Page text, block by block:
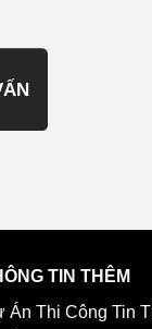
TIN THÊM
Án Thi Công Tin